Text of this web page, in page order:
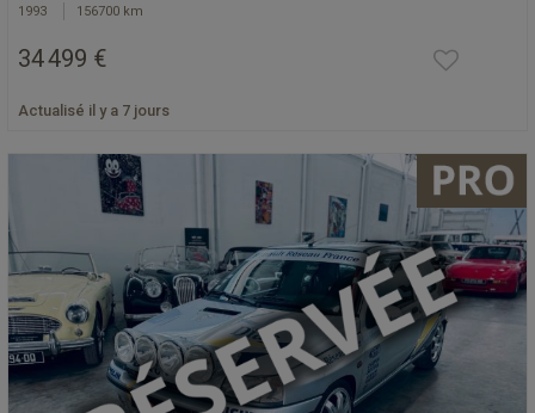
1993 156700 km
34 499 €
Actualisé il y a 7 jours